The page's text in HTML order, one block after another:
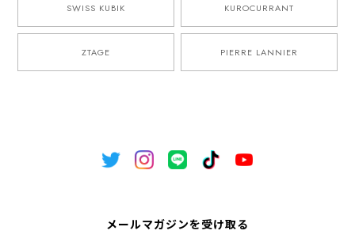
SWISS KUBIK KUROCURRANT
ZTAGE PIERRE LANNIER
メールマガジンを受け取る